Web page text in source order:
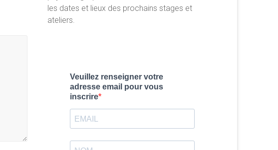
les dates et lieux des prochains stages et
ateliers.
Veuillez renseigner votre
adresse email pour vous
inscrire